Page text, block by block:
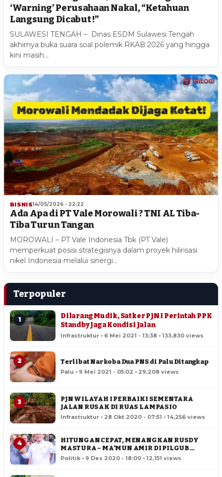
‘Warning’ Perusahaan Nakal, “Ketahuan
Langsung Dicabut !”
SULAWESI TENGAH – Dinas ESDM Sulawesi Tengah
akhirnya buka suara soal polemik RKAB 2026 yang hingga
kini masih…
BISNIS14/05/2026 - 22:22
Ada Apa di PT Vale Morowali ? TNI AL Tiba-
Tiba Turun Tangan
MOROWALI – PT Vale Indonesia Tbk (PT Vale)
memperkuat posisi strategisnya dalam proyek hilirisasi
nikel Indonesia melalui sinergi…
Terpopuler
1
Dilarang Mudik, Satker PJN I Perintah PPK
Standby Jaga Kondisi Jalan
Infrastruktur • 6 Mei 2021 - 13:38 • 133,830 views
2 Terlibat Narkoba Dua PNS di Palu Ditangkap
Palu • 9 Mei 2021 - 05:02 • 29,208 views
3
PJN WILAYAH I PERBAIKI SEMENTARA
JALAN RUSAK DI RUAS LAMPASIO
Infrastruktur • 28 Okt 2020 - 07:51 • 14,256 views
4
HITUNGAN CEPAT, MENANGKAN RUSDY
MASTURA – MA’MUN AMIR DI PILGUB
SULTENG
Politik • 9 Des 2020 - 18:00 • 12,151 views